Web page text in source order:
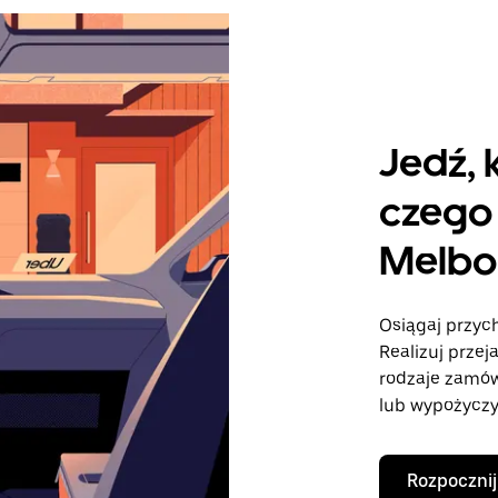
Jedź,
Osiągaj
Realizuj
rodzaje
lub
Rozpocznij